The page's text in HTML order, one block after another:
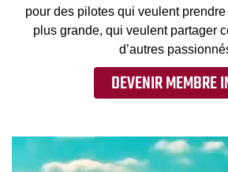
pour des pilotes qui veulent
plus grande, qui veulent partager
d’autres
DEVENIR MEMBRE